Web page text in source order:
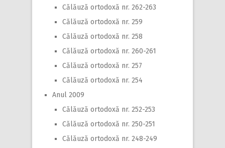
Călăuză ortodoxă nr. 262-263
Călăuză ortodoxă nr. 259
Călăuză ortodoxă nr. 258
Călăuză ortodoxă nr. 260-261
Călăuză ortodoxă nr. 257
Călăuză ortodoxă nr. 254
Anul 2009
Călăuză ortodoxă nr. 252-253
Călăuză ortodoxă nr. 250-251
Călăuză ortodoxă nr. 248-249